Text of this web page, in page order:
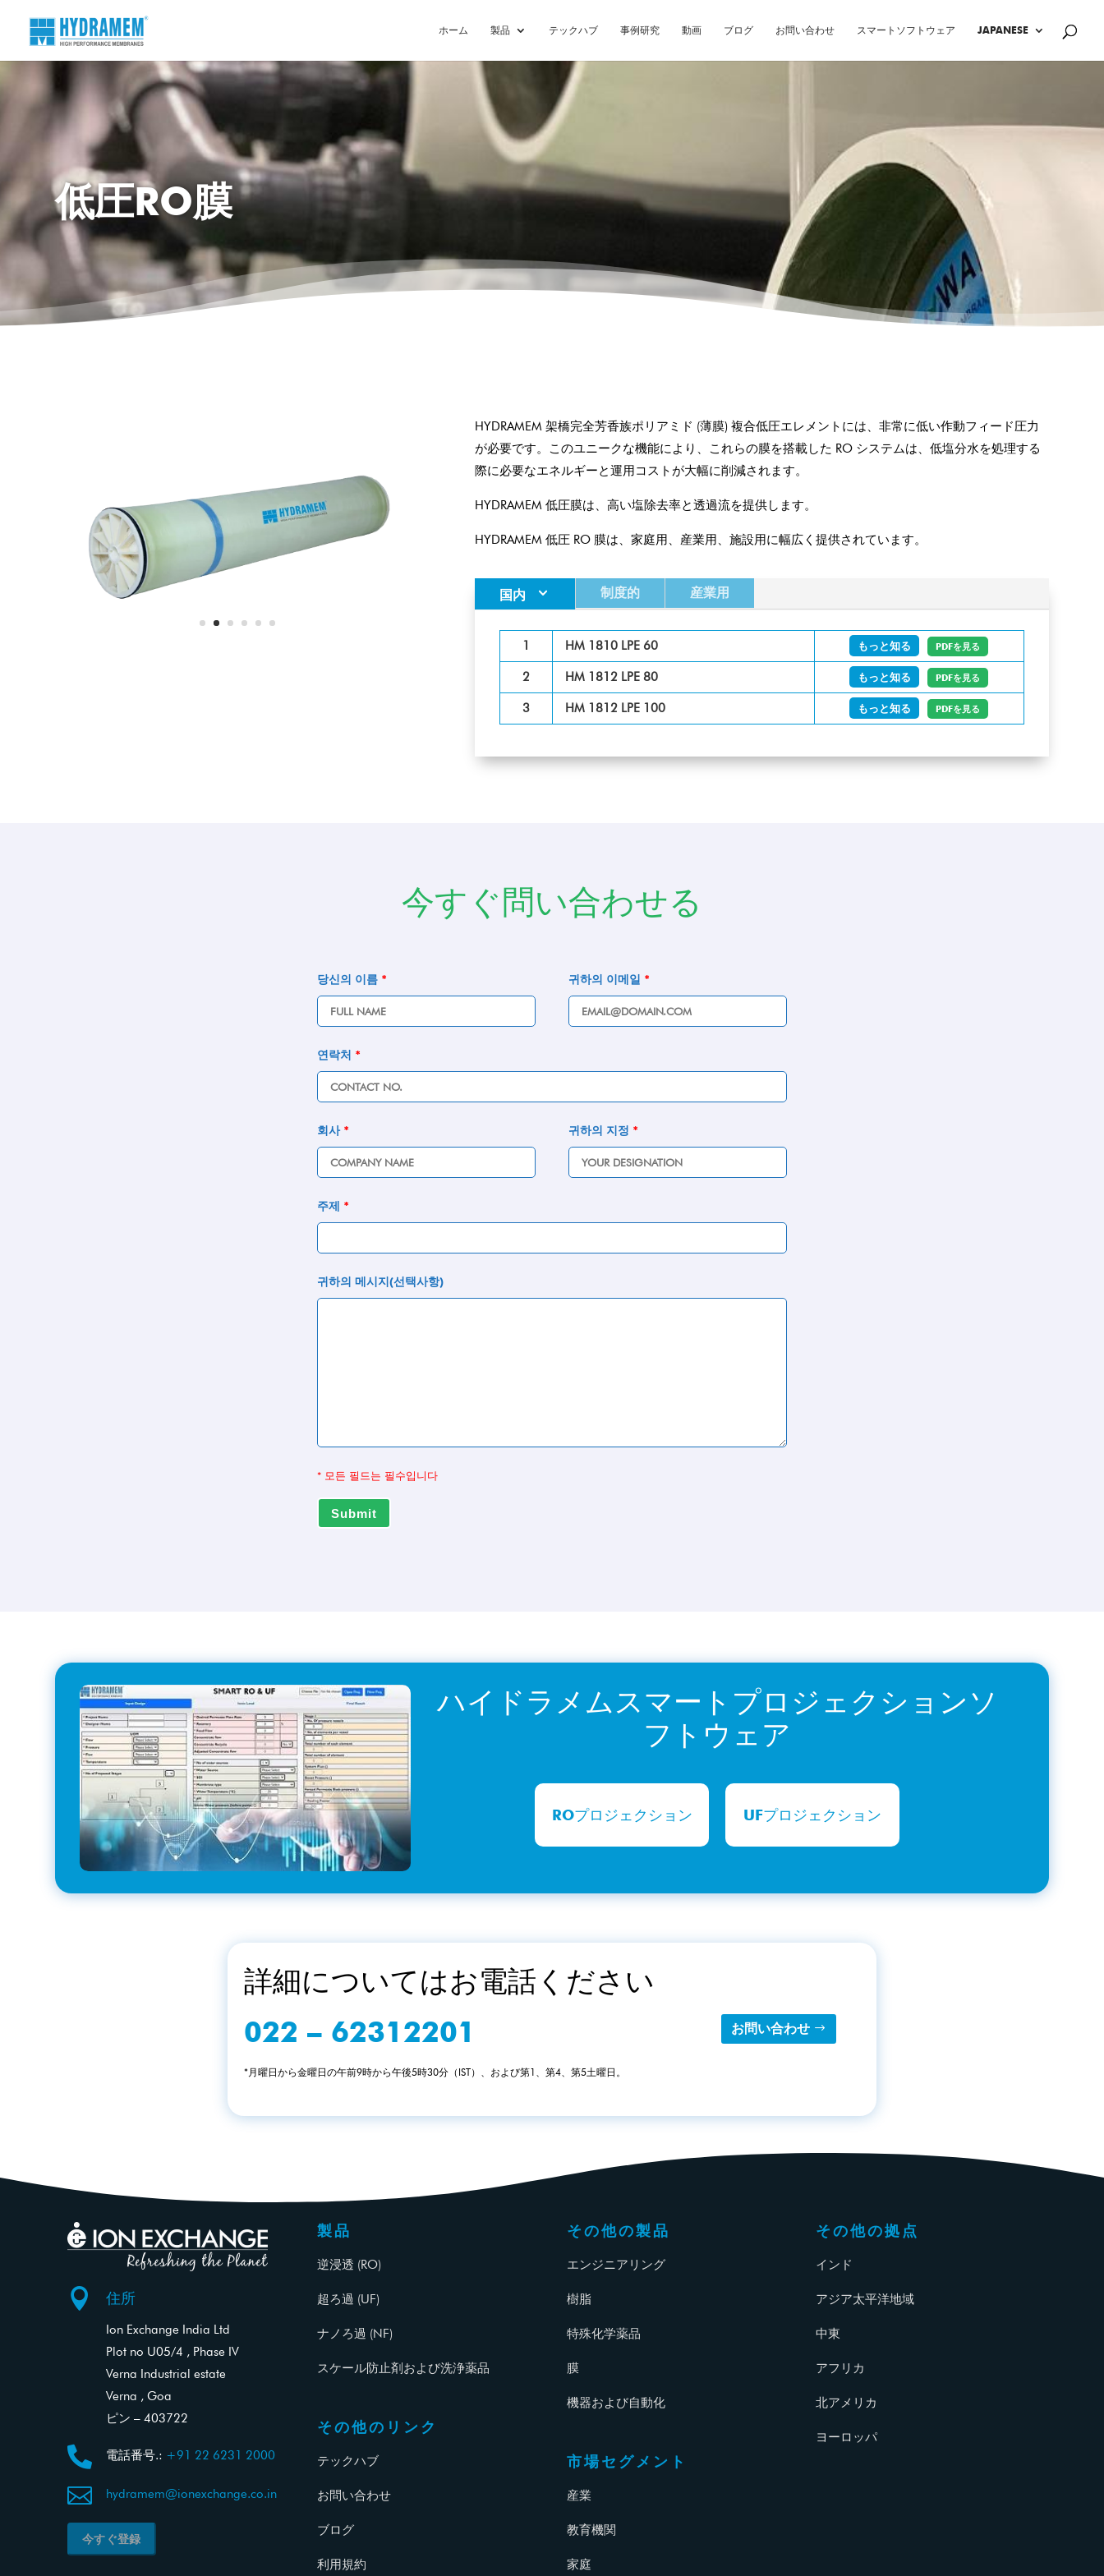
ホーム 製品 テックハブ 事例研究 動画 ブログ お問い合わせ スマートソフトウェア JAPANESE
低圧RO膜
HYDRAMEM 架橋完全芳香族ポリアミド (薄膜) 複合低圧エレメントには、非常に低い作動フィード圧力
が必要です。このユニークな機能により、これらの膜を搭載した RO システムは、低塩分水を処理する
際に必要なエネルギーと運用コストが大幅に削減されます。
HYDRAMEM 低圧膜は、高い塩除去率と透過流を提供します。
HYDRAMEM 低圧 RO 膜は、家庭用、産業用、施設用に幅広く提供されています。
国内 制度的 産業用
1 HM 1810 LPE 60 もっと知る PDFを見る
2 HM 1812 LPE 80 もっと知る PDFを見る
3 HM 1812 LPE 100 もっと知る PDFを見る
今すぐ問い合わせる
당신의 이름 * 귀하의 이메일 *
연락처 *
회사 * 귀하의 지정 *
주제 *
귀하의 메시지(선택사항)
* 모든 필드는 필수입니다
Submit
ハイドラメムスマートプロジェクションソ
フトウェア
ROプロジェクション UFプロジェクション
詳細についてはお電話ください
022 – 62312201
*月曜日から金曜日の午前9時から午後5時30分（IST）、および第1、第4、第5土曜日。
お問い合わせ
 住所
Ion Exchange India Ltd
Plot no U05/4 , Phase IV
Verna Industrial estate
Verna , Goa
ピン – 403722
 電話番号.: +91 22 6231 2000
 hydramem@ionexchange.co.in
今すぐ登録
製品
逆浸透 (RO)
超ろ過 (UF)
ナノろ過 (NF)
スケール防止剤および洗浄薬品
その他のリンク
テックハブ
お問い合わせ
ブログ
利用規約
その他の製品
エンジニアリング
樹脂
特殊化学薬品
膜
機器および自動化
市場セグメント
産業
教育機関
家庭
その他の拠点
インド
アジア太平洋地域
中東
アフリカ
北アメリカ
ヨーロッパ